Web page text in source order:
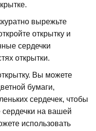
вырежьте
открытку и
сердечки
открытки.
Вы можете
бумаги,
сердечек, чтобы
на вашей
использовать